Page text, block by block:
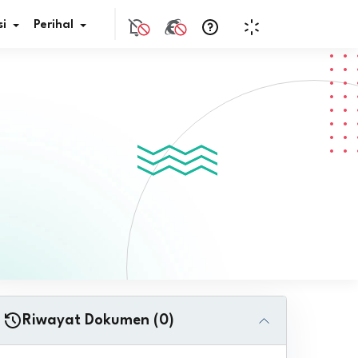
JDIH
Perihal
Riwayat Dokumen (0)